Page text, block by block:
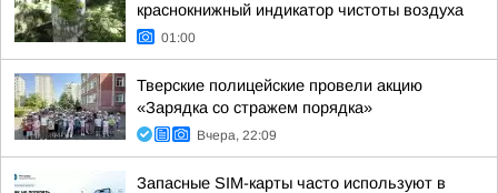
краснокнижный индикатор чистоты воздуха
01:00
Тверские полицейские провели акцию
«Зарядка со стражем порядка»
Вчера, 22:09
Запасные SIM-карты часто используют в